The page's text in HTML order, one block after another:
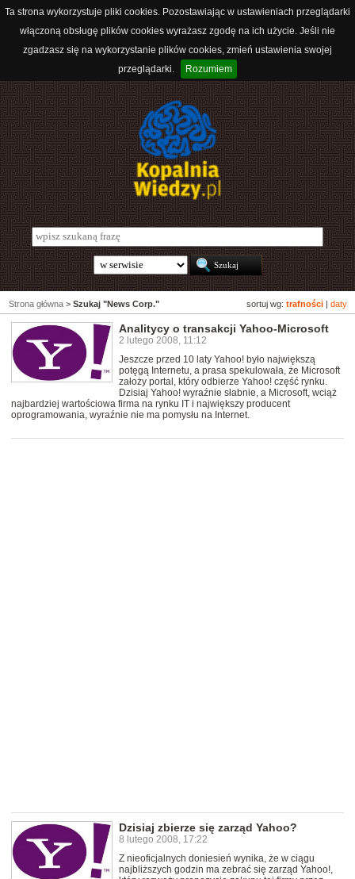
Ta strona wykorzystuje pliki cookies. Pozostawiając w ustawieniach przeglądarki
włączoną obsługę plików cookies wyrażasz zgodę na ich użycie. Jeśli nie
zgadzasz się na wykorzystanie plików cookies, zmień ustawienia swojej
przeglądarki.
Rozumiem
sortuj wg: trafności daty
Strona główna > Szukaj "News Corp."
Analitycy o transakcji Yahoo-Microsoft
2 lutego 2008, 11:12
Jeszcze przed 10 laty Yahoo! było największą
potęgą Internetu, a prasa spekulowała, że Microsoft
założy portal, który odbierze Yahoo! część rynku.
Dzisiaj Yahoo! wyraźnie słabnie, a Microsoft, wciąż
najbardziej wartościowa firma na rynku IT i największy producent
oprogramowania, wyraźnie nie ma pomysłu na Internet.
Dzisiaj zbierze się zarząd Yahoo?
8 lutego 2008, 17:22
Z nieoficjalnych doniesień wynika, że w ciągu
najbliższych godzin ma zebrać się zarząd Yahoo!,